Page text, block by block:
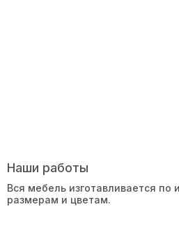
Наши работы
Вся мебель изготавливается по
размерам и цветам.